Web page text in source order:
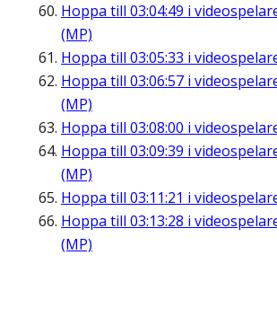
Hoppa till 03:04:49 i
(MP)
Hoppa till 03:05:33 i
Hoppa till 03:06:57 i
(MP)
Hoppa till 03:08:00 i
Hoppa till 03:09:39 i
(MP)
Hoppa till 03:11:21 i
Hoppa till 03:13:28 i
(MP)